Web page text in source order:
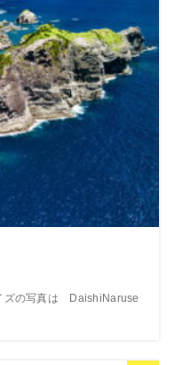
ズの写真は DaishiNaruse